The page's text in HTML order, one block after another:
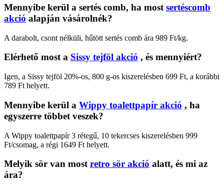
Mennyibe kerül a sertés comb, ha most sertéscomb
akció alapján vásárolnék?
A darabolt, csont nélküli, hűtött sertés comb ára 989 Ft/kg.
Elérhető most a Sissy tejföl akció , és mennyiért?
Igen, a Sissy tejföl 20%-os, 800 g-os kiszerelésben 699 Ft, a korábbi
789 Ft helyett.
Mennyibe kerül a Wippy toalettpapír akció , ha
egyszerre többet veszek?
A Wippy toalettpapír 3 rétegű, 10 tekercses kiszerelésben 999
Ft/csomag, a régi 1649 Ft helyett.
Melyik sör van mostretro sör akció alatt, és mi az
ára?